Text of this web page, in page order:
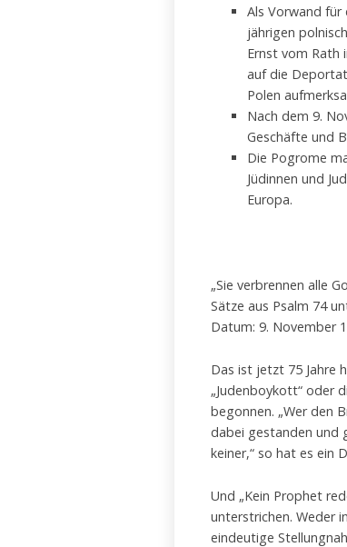
Als Vorwand
jährigen
Ernst vom Rath
auf die
Polen
Nach dem 9.
Geschäfte und
Die Pogrome
Jüdinnen und
Europa.
„Sie verbrennen alle
Sätze aus Psalm 74
Datum: 9. November
Das ist jetzt 75 Jahre
„Judenboykott“ oder
begonnen. „Wer den
dabei gestanden und
keiner,“ so hat es ein
Und „Kein Prophet
unterstrichen. Weder
eindeutige